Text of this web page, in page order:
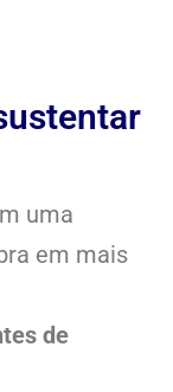
uma
em mais
de